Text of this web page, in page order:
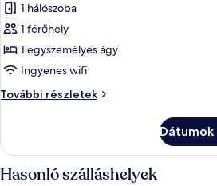
szoba
összes
képének
megtekintése:
Cosy
Single
Window
1 hálószoba
1 férőhely
1 egyszemélyes ágy
Ingyenes wifi
További részletek
Cosy
további
részletei
Hasonló szálláshelyek